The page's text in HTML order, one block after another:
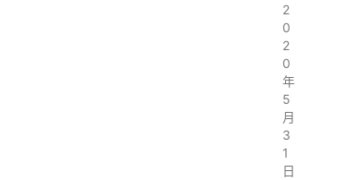
2
0
2
0
年
5
月
3
1
日